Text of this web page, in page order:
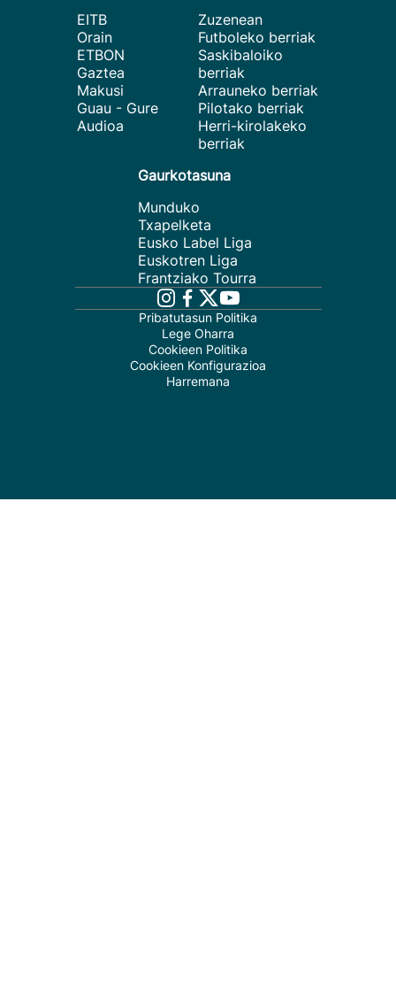
EITB
Orain
ETBON
Gaztea
Makusi
Guau - Gure
Audioa
Zuzenean
Futboleko berriak
Saskibaloiko
berriak
Arrauneko berriak
Pilotako berriak
Herri-kirolakeko
berriak
Gaurkotasuna
Munduko
Txapelketa
Eusko Label Liga
Euskotren Liga
Frantziako Tourra
Pribatutasun Politika
Lege Oharra
Cookieen Politika
Cookieen Konfigurazioa
Harremana